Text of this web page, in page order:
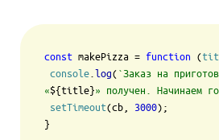
const makePizza = function (
console log( `Заказ на
«${title}» получен. Начинаем
setTimeout(cb, 3000);
}